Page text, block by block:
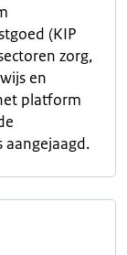
(KIP
zorg,
en
platform